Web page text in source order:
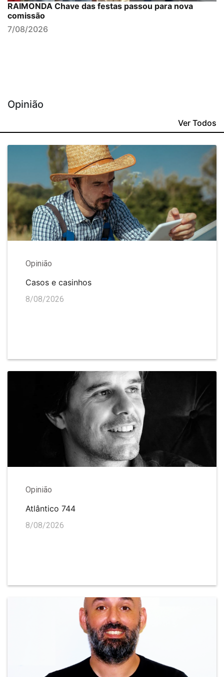
RAIMONDA Chave das festas passou para nova
comissão
7/08/2026
Opinião
Ver Todos
Opinião
Casos e casinhos
8/08/2026
Opinião
Atlântico 744
8/08/2026